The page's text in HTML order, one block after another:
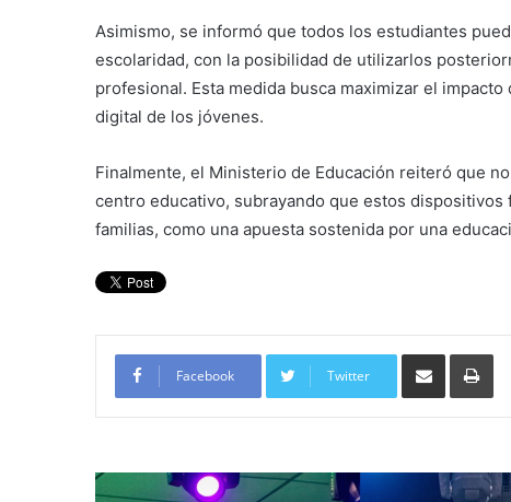
Asimismo, se informó que todos los estudiantes
escolaridad, con la posibilidad de utilizarlos
profesional. Esta medida busca maximizar el
digital de los jóvenes.
Finalmente, el Ministerio de Educación reiteró que
centro educativo, subrayando que estos
familias, como una apuesta sostenida por una
Facebook Twitter
Compartir por correo electrónico